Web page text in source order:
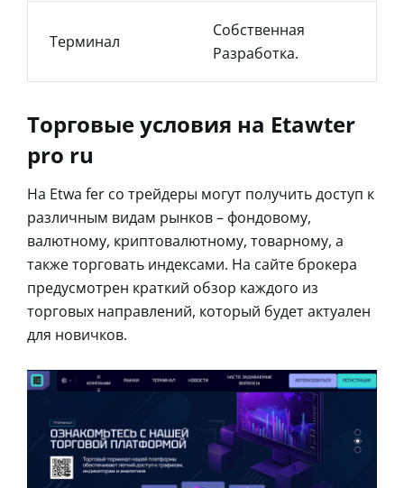
Терминал
Собственная
Разработка.
Торговые условия на Etawter
pro ru
На Etwa fer co трейдеры могут получить доступ к
различным видам рынков – фондовому,
валютному, криптовалютному, товарному, а
также торговать индексами. На сайте брокера
предусмотрен краткий обзор каждого из
торговых направлений, который будет актуален
для новичков.